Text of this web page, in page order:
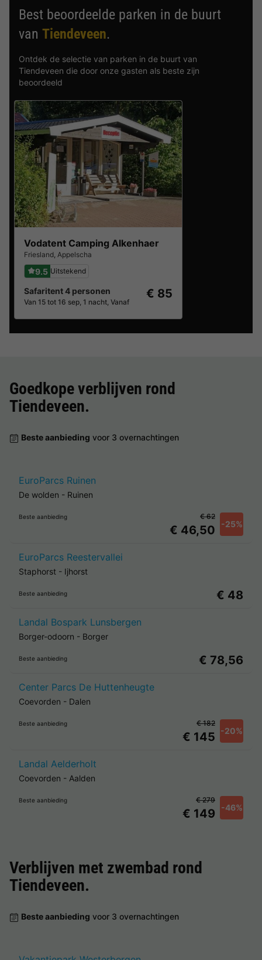
Best beoordeelde parken in de buurt
van Tiendeveen.
Ontdek de selectie van parken in de buurt van
Tiendeveen die door onze gasten als beste zijn
beoordeeld
Vodatent Camping Alkenhaer
Friesland, Appelscha
9.5 Uitstekend
Safaritent 4 personen
Van 15 tot 16 sep, 1 nacht, Vanaf
€ 85
Goedkope verblijven rond
Tiendeveen.
Beste aanbieding voor 3 overnachtingen
EuroParcs Ruinen
De wolden - Ruinen
Beste aanbieding
€ 46,50 -25%
€ 62
EuroParcs Reestervallei
Staphorst - Ijhorst
Beste aanbieding € 48
Landal Bospark Lunsbergen
Borger-odoorn - Borger
Beste aanbieding € 78,56
Center Parcs De Huttenheugte
Coevorden - Dalen
Beste aanbieding
€ 145 -20%
€ 182
Landal Aelderholt
Coevorden - Aalden
Beste aanbieding
€ 149 -46%
€ 279
Verblijven met zwembad rond
Tiendeveen.
Beste aanbieding voor 3 overnachtingen